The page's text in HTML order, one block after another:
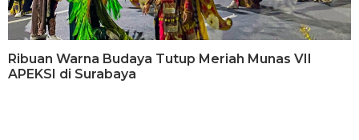
Ribuan Warna Budaya Tutup Meriah Munas VII
APEKSI di Surabaya